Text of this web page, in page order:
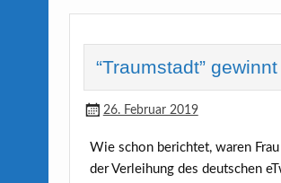
“Traumstadt”
26. Februar 2019
Wie schon berichtet, waren
der Verleihung des deutschen